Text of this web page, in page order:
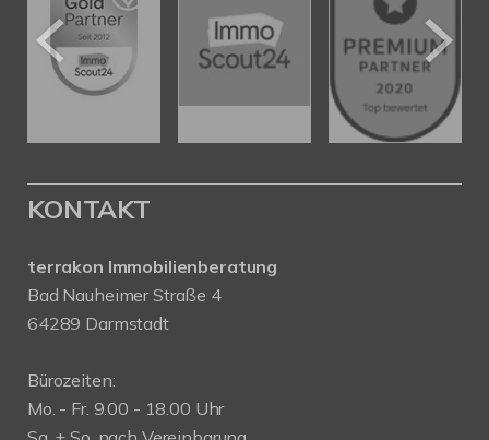
KONTAKT
terrakon Immobilienberatung
Bad Nauheimer Straße 4
64289 Darmstadt
Bürozeiten:
Mo. - Fr. 9.00 - 18.00 Uhr